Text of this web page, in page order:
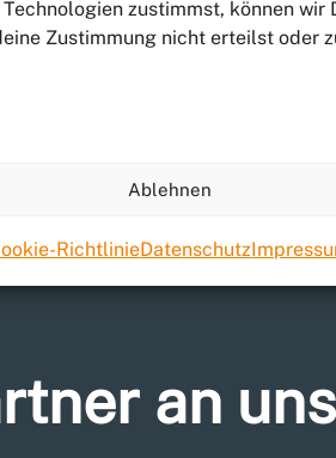
zustimmst, können
Zustimmung nicht erteilst oder
Ablehnen
RichtlinieDatenschutz
an